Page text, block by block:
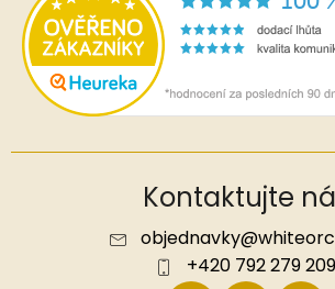
Kontaktujte
objednavky@
+420 792 279 209